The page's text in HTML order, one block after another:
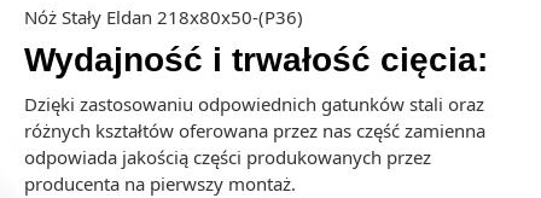
Nóż Stały Eldan 218x80x50-(P36)
Wydajność i trwałość cięcia:
Dzięki zastosowaniu odpowiednich gatunków stali oraz
różnych kształtów oferowana przez nas część zamienna
odpowiada jakością części produkowanych przez
producenta na pierwszy montaż.